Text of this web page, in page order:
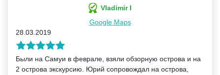
Vladimir I
Google Maps
28.03.2019
Были на Самуи в феврале, взяли обзорную острова и на
2 острова экскурсию. Юрий сопровождал на острова,